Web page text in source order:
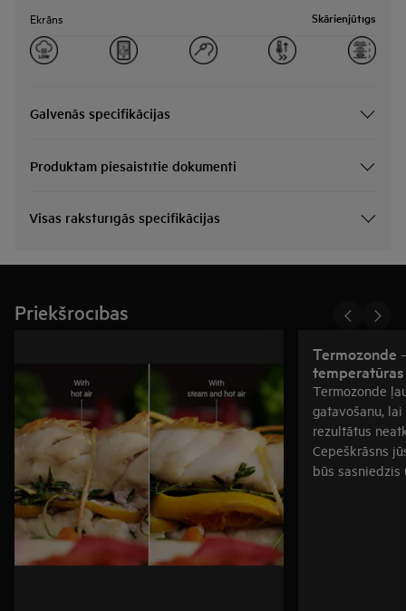
Ekrāns Skārienjūtīgs
Galvenās specifikācijas
Produktam piesaistītie dokumenti
Visas raksturīgās specifikācijas
Priekšrocības
Termozonde
Termozonde
gatavošanu,
rezultātus
Cepeškrāsns
būs